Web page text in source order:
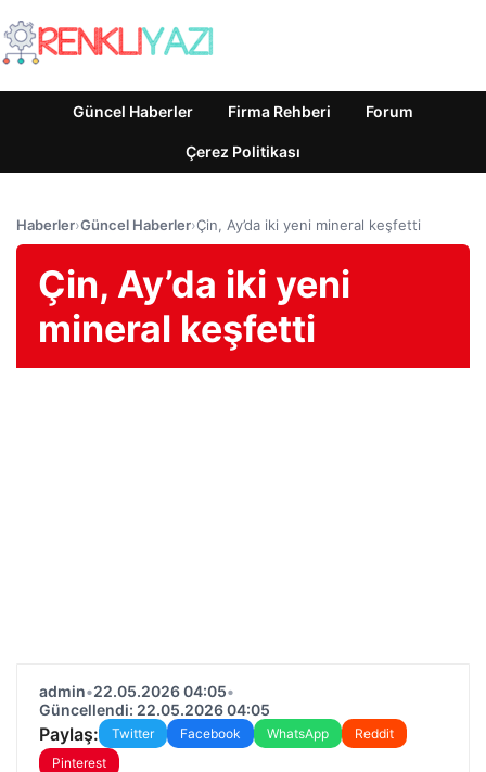
Güncel Haberler Firma Rehberi Forum
Çerez Politikası
Haberler›Güncel Haberler›Çin, Ay’da iki yeni mineral keşfetti
Çin, Ay’da iki yeni
mineral keşfetti
admin•22.05.2026 04:05•
Güncellendi: 22.05.2026 04:05
Paylaş: Twitter Facebook WhatsApp
Reddit
Pinterest